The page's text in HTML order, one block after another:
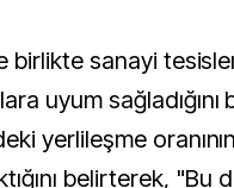
birlikte sanayi
uyum sağladığını
yerlileşme
belirterek, "Bu